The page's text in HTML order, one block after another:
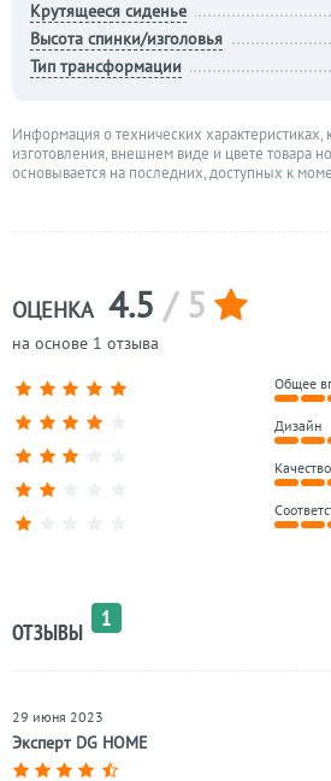
Крутящееся сиденье
Высота спинки/изголовья
Тип трансформации
Информация о технических характеристиках,
изготовления, внешнем виде и цвете товара
основывается на последних, доступных к
ОЦЕНКА 4.5 / 5
на основе 1 отзыва
Общее
Дизайн
Качество
ОТЗЫВЫ
1
Эксперт DG HOME
29 июня 2023